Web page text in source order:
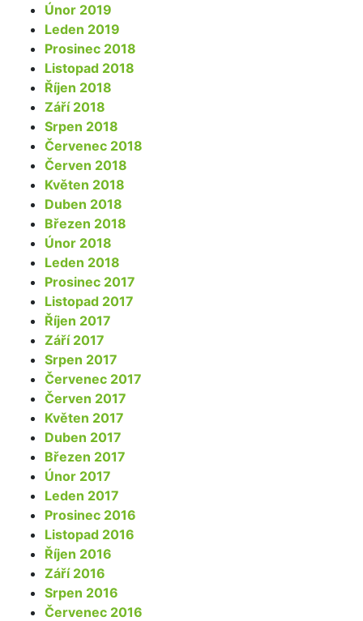
Únor 2019
Leden 2019
Prosinec 2018
Listopad 2018
Říjen 2018
Září 2018
Srpen 2018
Červenec 2018
Červen 2018
Květen 2018
Duben 2018
Březen 2018
Únor 2018
Leden 2018
Prosinec 2017
Listopad 2017
Říjen 2017
Září 2017
Srpen 2017
Červenec 2017
Červen 2017
Květen 2017
Duben 2017
Březen 2017
Únor 2017
Leden 2017
Prosinec 2016
Listopad 2016
Říjen 2016
Září 2016
Srpen 2016
Červenec 2016